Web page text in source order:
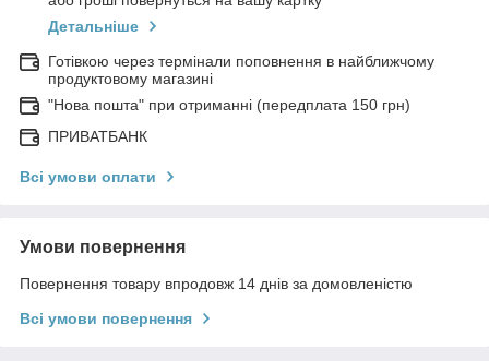
Детальніше
Готівкою через термінали поповнення в найближчому
продуктовому магазині
"Нова пошта" при отриманні (передплата 150 грн)
ПРИВАТБАНК
Всі умови оплати
Умови повернення
Повернення товару впродовж 14 днів за домовленістю
Всі умови повернення